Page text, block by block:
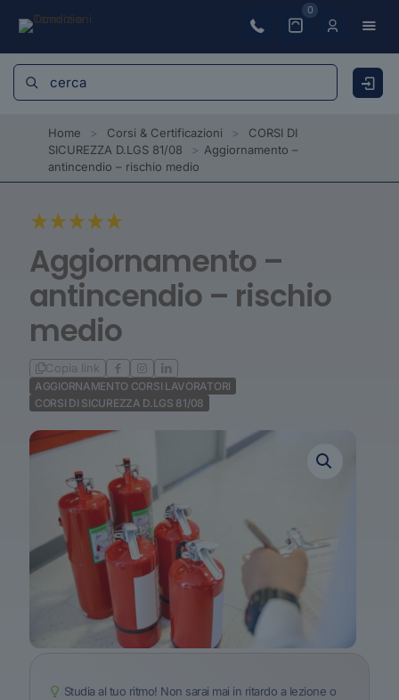
0
Home > Corsi & Certificazioni >
CORSI DI
SICUREZZA D.LGS 81/08
> Aggiornamento –
antincendio – rischio medio
Aggiornamento –
antincendio – rischio
medio
Copia link
AGGIORNAMENTO CORSI LAVORATORI
CORSI DI SICUREZZA D.LGS 81/08
Studia al tuo ritmo! Non sarai mai in ritardo a lezione o